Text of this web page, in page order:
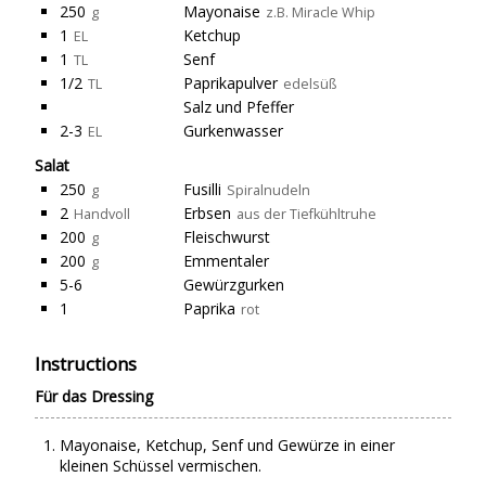
250 g Mayonaise z.B. Miracle Whip
1 EL
Ketchup
1 TL
Senf
1/2 TL Paprikapulver edelsüß
Salz und Pfeffer
2-3 EL
Gurkenwasser
Salat
250 g Fusilli Spiralnudeln
2 Handvoll Erbsen aus der Tiefkühltruhe
200 g
Fleischwurst
200 g
Emmentaler
5-6
Gewürzgurken
1
Paprika rot
Instructions
Für das Dressing
Mayonaise, Ketchup, Senf und Gewürze in einer
kleinen Schüssel vermischen.